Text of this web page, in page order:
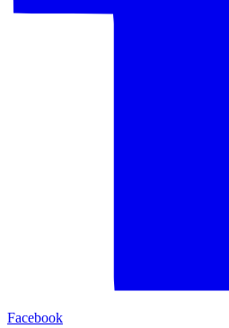
Facebook